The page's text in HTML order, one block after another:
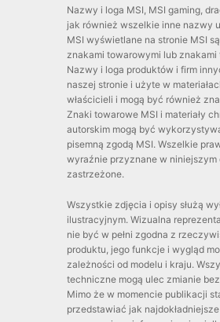
Nazwy i loga MSI, MSI gaming,
jak również wszelkie inne nazwy
MSI wyświetlane na stronie MSI
znakami towarowymi lub znakami
Nazwy i loga produktów i firm
naszej stronie i użyte w
właścicieli i mogą być również
Znaki towarowe MSI i materiały
autorskim mogą być
pisemną zgodą MSI. Wszelkie
wyraźnie przyznane w niniejszym
zastrzeżone.
Wszystkie zdjęcia i opisy służą
ilustracyjnym. Wizualna
nie być w pełni zgodna z
produktu, jego funkcje i wygląd
zależności od modelu i kraju.
techniczne mogą ulec zmianie
Mimo że w momencie publikacji
przedstawiać jak